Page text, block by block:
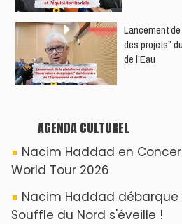
​Lancement
des projets”
de l’Eau
AGENDA CULTUREL
Nacim Haddad en
World Tour 2026
Nacim Haddad débarque
Souffle du Nord s'éveille !